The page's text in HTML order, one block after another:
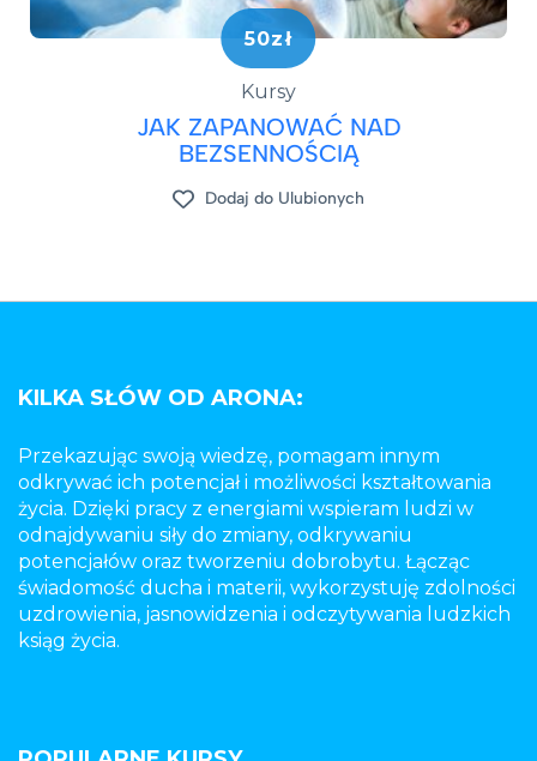
50zł
Kursy
JAK ZAPANOWAĆ NAD
BEZSENNOŚCIĄ
Dodaj do Ulubionych
KILKA SŁÓW OD ARONA:
Przekazując swoją wiedzę, pomagam innym
odkrywać ich potencjał i możliwości kształtowania
życia. Dzięki pracy z energiami wspieram ludzi w
odnajdywaniu siły do zmiany, odkrywaniu
potencjałów oraz tworzeniu dobrobytu. Łącząc
świadomość ducha i materii, wykorzystuję zdolności
uzdrowienia, jasnowidzenia i odczytywania ludzkich
ksiąg życia.